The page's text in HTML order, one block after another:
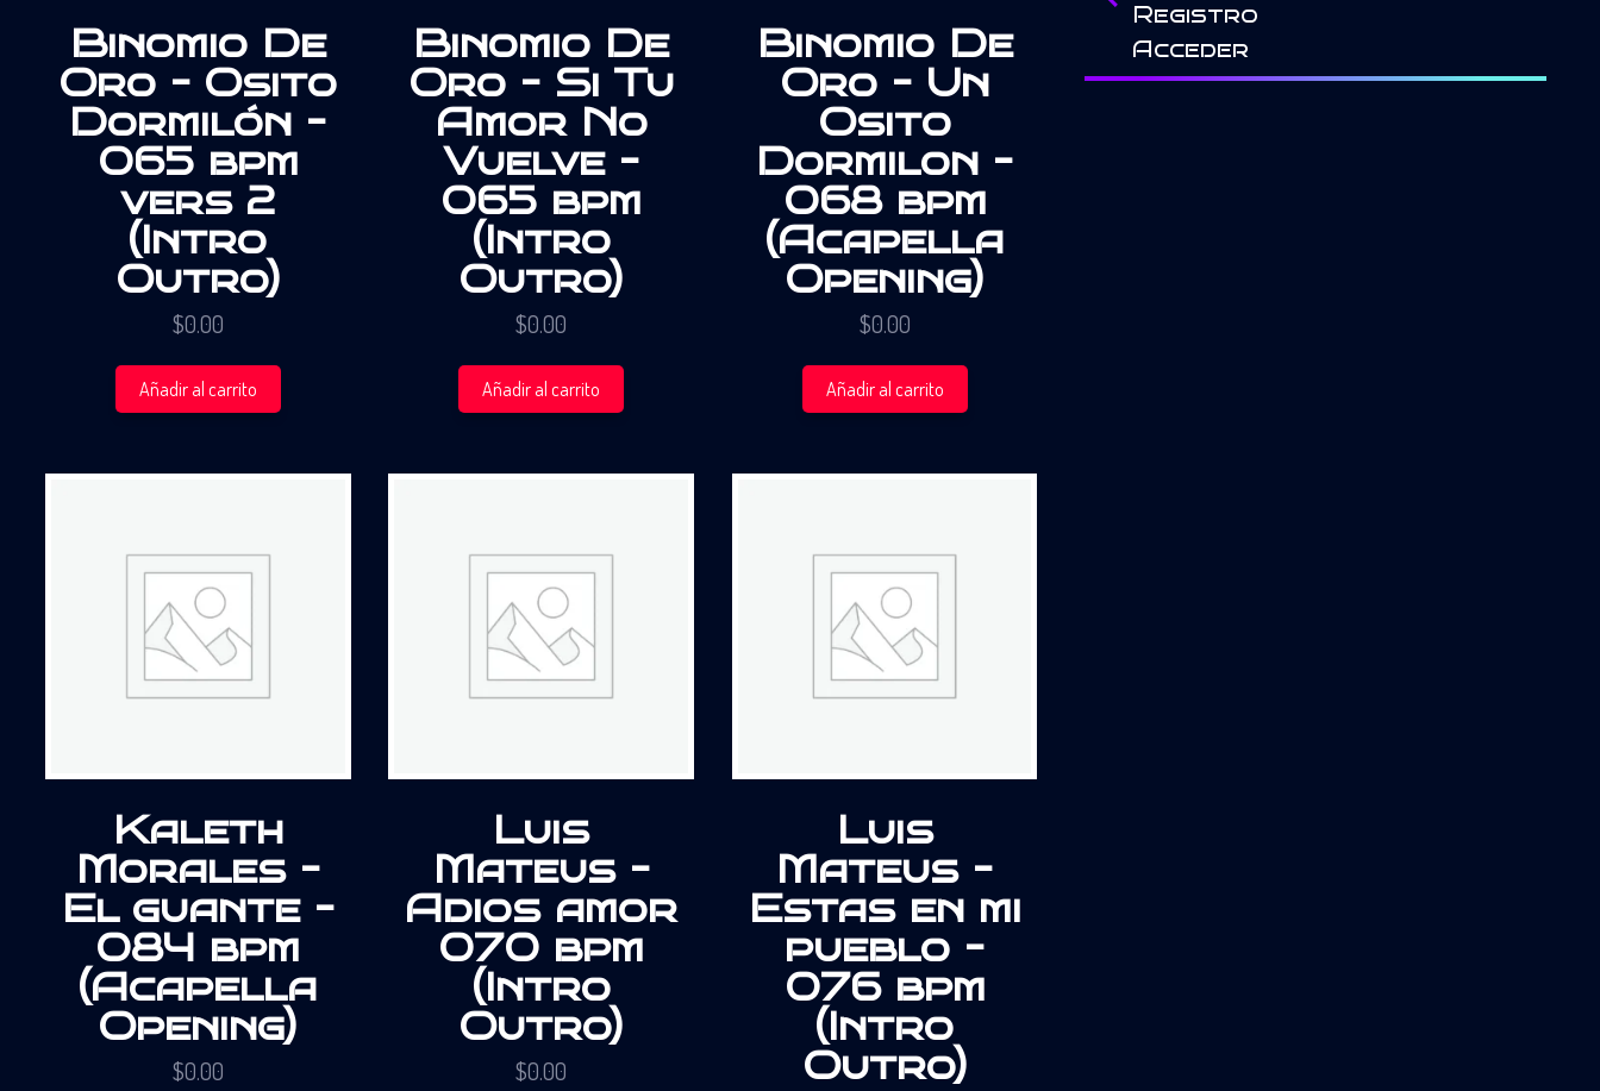
Binomio De
Oro – Osito
Dormilón –
065 bpm
vers 2
(Intro
Outro)
$0.00
Añadir al carrito
Binomio De
Oro – Si Tu
Amor No
Vuelve –
065 bpm
(Intro
Outro)
$0.00
Añadir al carrito
Binomio De
Oro – Un
Osito
Dormilon –
068 bpm
(Acapella
Opening)
$0.00
Añadir al carrito
Kaleth
Morales –
El guante –
084 bpm
(Acapella
Opening)
$0.00
Luis
Mateus –
Adios amor
070 bpm
(Intro
Outro)
$0.00
Luis
Mateus –
Estas en mi
pueblo –
076 bpm
(Intro
Outro)
Registro
Acceder